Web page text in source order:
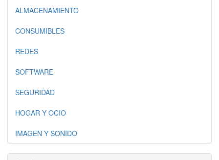
ALMACENAMIENTO
CONSUMIBLES
REDES
SOFTWARE
SEGURIDAD
HOGAR Y OCIO
IMAGEN Y SONIDO